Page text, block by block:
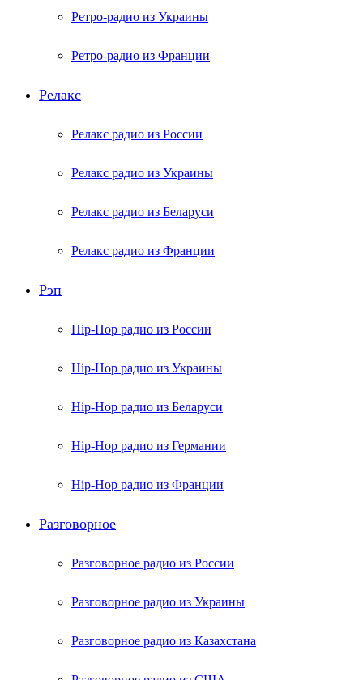
Ретро-радио из Украины
Ретро-радио из Франции
Релакс
Релакс радио из России
Релакс радио из Украины
Релакс радио из Беларуси
Релакс радио из Франции
Рэп
Hip-Hop радио из России
Hip-Hop радио из Украины
Hip-Hop радио из Беларуси
Hip-Hop радио из Германии
Hip-Hop радио из Франции
Разговорное
Разговорное радио из России
Разговорное радио из Украины
Разговорное радио из Казахстана